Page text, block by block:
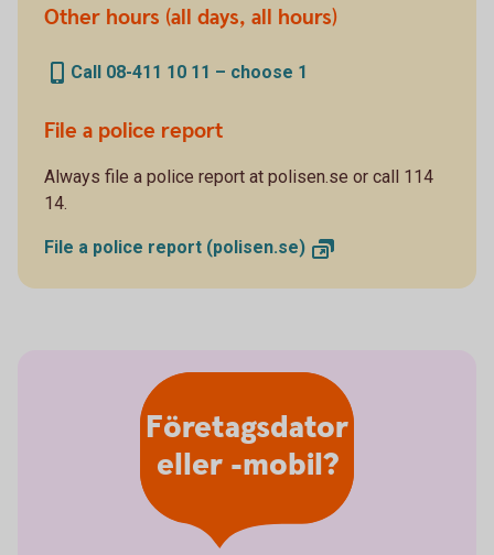
Other hours (all days, all hours)
Call 08-411 10 11 – choose 1
File a police report
Always file a police report at polisen.se or call 114
14.
File a police report (polisen.se)
Företagsdator
eller -mobil?